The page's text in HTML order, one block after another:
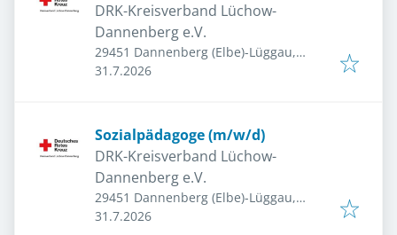
DRK-Kreisverband Lüchow-
Dannenberg e.V.
29451 Dannenberg (Elbe)-Lüggau,
Deutschland
Veröffentlicht
31.7.2026
Sozialpädagoge (m/w/d)
DRK-Kreisverband Lüchow-
Dannenberg e.V.
29451 Dannenberg (Elbe)-Lüggau,
Deutschland
Veröffentlicht
31.7.2026